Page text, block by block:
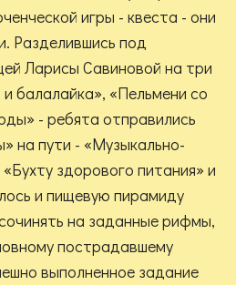
игры - квеста - они
Разделившись под
Ларисы Савиновой на три
балалайка», «Пельмени со
- ребята отправились
на пути - «Музыкально-
здорового питания» и
и пищевую пирамиду
на заданные рифмы,
пострадавшему
выполненное задание